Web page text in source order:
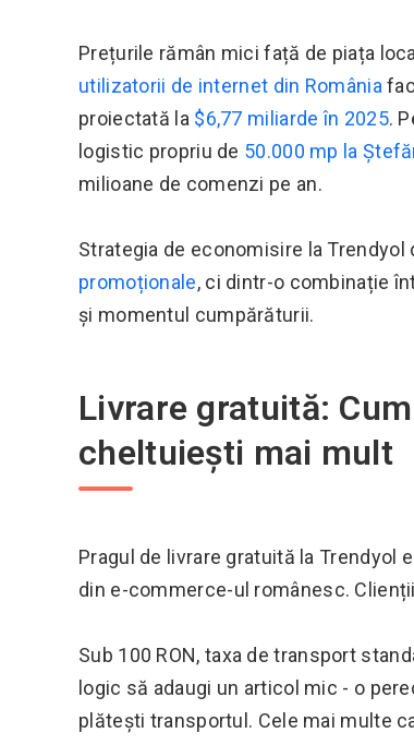
Prețurile rămân mici față de piața
utilizatorii de internet din România
proiectată la $6,77 miliarde în 2025.
logistic propriu de 50.000 mp la
milioane de comenzi pe an.
Strategia de economisire la
promoționale, ci dintr-o combinație
și momentul cumpărăturii.
Livrare gratuită:
cheltuiești mai mult
Pragul de livrare gratuită la Trendyol
din e-commerce-ul românesc.
Sub 100 RON, taxa de transport
logic să adaugi un articol mic - o
plătești transportul. Cele mai multe